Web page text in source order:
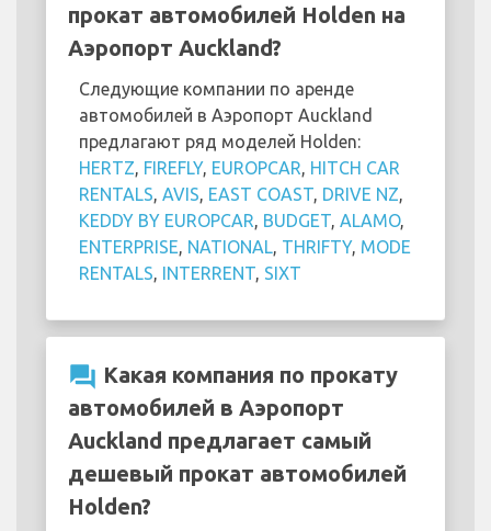
прокат автомобилей Holden на
Аэропорт Auckland?
Следующие компании по аренде
автомобилей в Аэропорт Auckland
предлагают ряд моделей Holden:
HERTZ, FIREFLY, EUROPCAR, HITCH CAR
RENTALS, AVIS, EAST COAST, DRIVE NZ,
KEDDY BY EUROPCAR, BUDGET, ALAMO,
ENTERPRISE, NATIONAL, THRIFTY, MODE
RENTALS, INTERRENT, SIXT
question_answer Какая компания по прокату
автомобилей в Аэропорт
Auckland предлагает самый
дешевый прокат автомобилей
Holden?